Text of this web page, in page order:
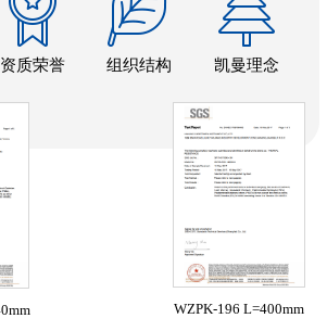
资质荣誉 组织结构 凯曼理念
WZPK-196 L=400mm